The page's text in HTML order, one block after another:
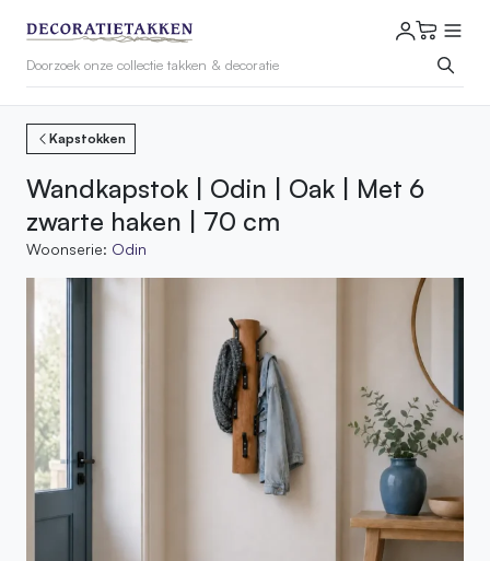
Kapstokken
Wandkapstok | Odin | Oak | Met 6
zwarte haken | 70 cm
Woonserie: Odin